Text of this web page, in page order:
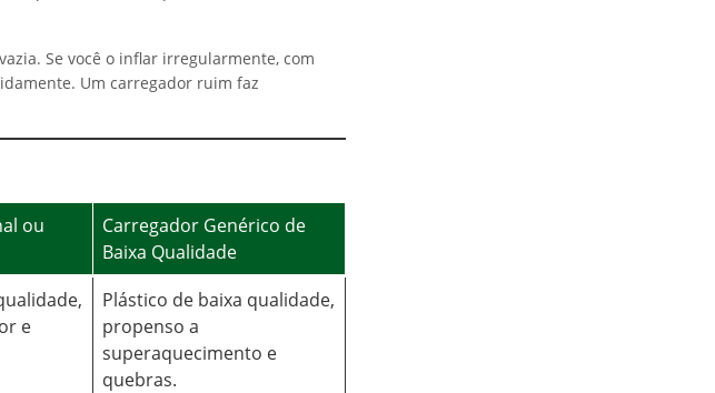
Se você o inflar irregularmente, com
Um carregador ruim faz
ou
Carregador Genérico de
Baixa Qualidade
e
Plástico de baixa qualidade,
propenso a
superaquecimento e
quebras.